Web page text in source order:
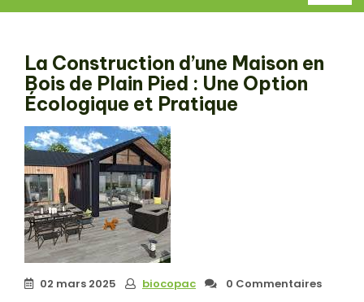
La Construction d’une Maison en
Bois de Plain Pied : Une Option
Écologique et Pratique
02 mars 2025 biocopac 0 Commentaires